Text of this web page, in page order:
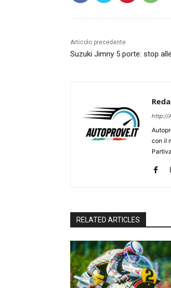
Articolo precedente
Suzuki Jimny 5 porte: stop
http://
con il
RELATED ARTICLES